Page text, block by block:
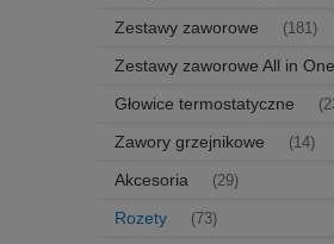
Zestawy zaworowe (181)
Zestawy zaworowe All in One
Głowice termostatyczne
Zawory grzejnikowe (14)
Akcesoria (29)
Rozety (73)